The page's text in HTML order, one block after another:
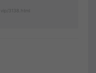
3138.html